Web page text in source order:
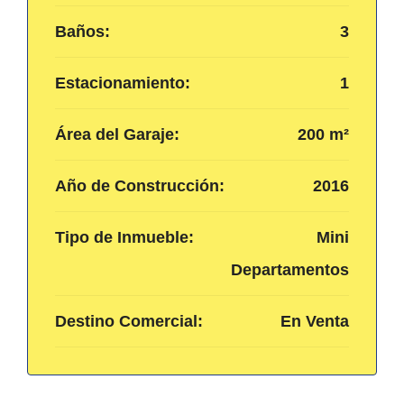
Baños: 3
Estacionamiento: 1
Área del Garaje: 200 m²
Año de Construcción: 2016
Tipo de Inmueble:
Mini
Departamentos
Destino Comercial: En Venta